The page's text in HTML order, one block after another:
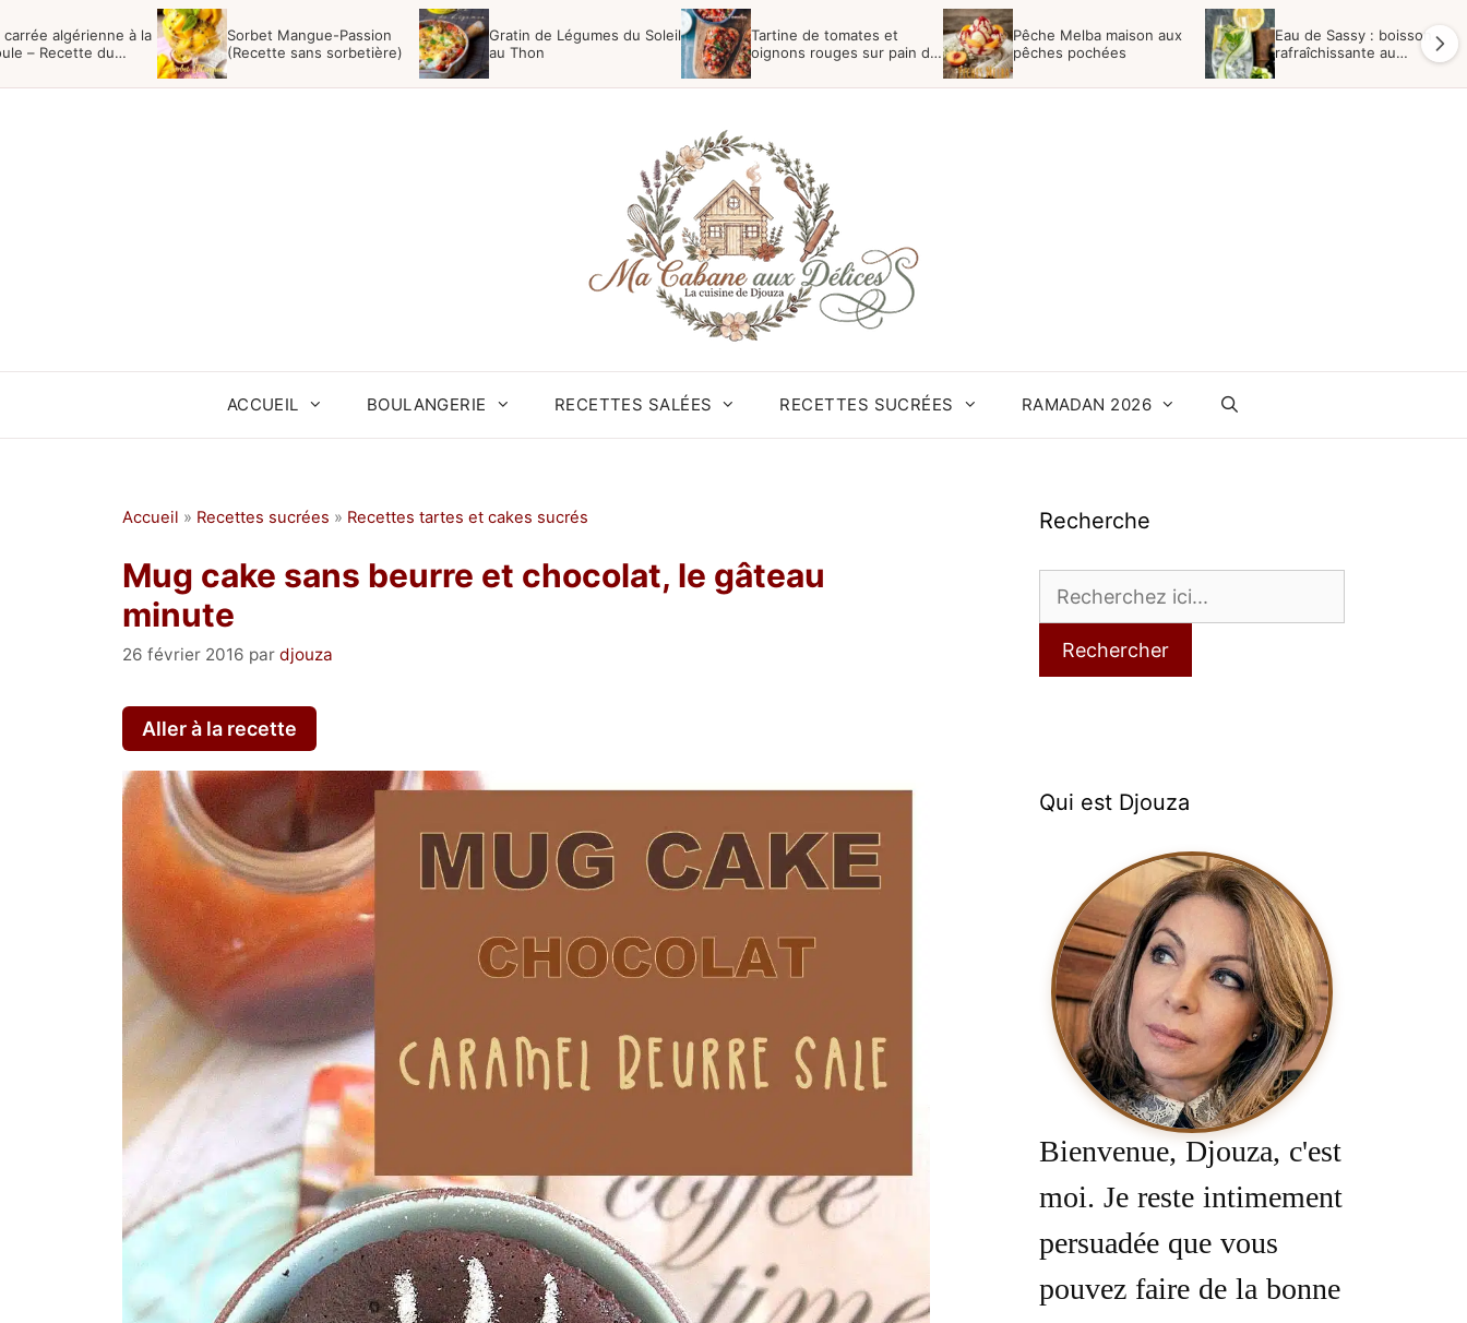
au
carrée algérienne à la
– Recette du
Sorbet Mangue-Passion
(Recette sans sorbetière)
Gratin de Légumes du Soleil
au Thon
Tartine de tomates et
oignons rouges sur pain de
Pêche Melba maison aux
pêches pochées
Eau de Sassy : boisson
rafraîchissante au
ACCUEIL BOULANGERIE RECETTES SALÉES RECETTES SUCRÉES RAMADAN 2026
Accueil » Recettes sucrées » Recettes tartes et cakes sucrés
Mug cake sans beurre et chocolat, le gâteau
minute
26 février 2016 par djouza
Aller à la recette
Recherche
Rechercher
Qui est Djouza
Bienvenue, Djouza, c'est
moi. Je reste intimement
persuadée que vous
pouvez faire de la bonne